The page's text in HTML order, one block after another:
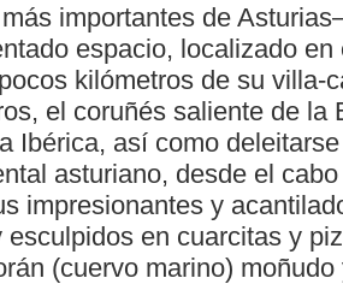
importantes de
espacio, localizado
kilómetros de su villa-
el coruñés saliente de la
Ibérica, así como
asturiano, desde el
impresionantes y
en cuarcitas y
(cuervo marino)